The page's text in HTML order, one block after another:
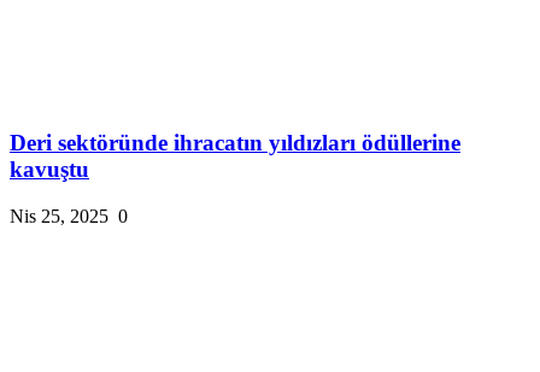
Deri sektöründe ihracatın yıldızları ödüllerine
kavuştu
Nis 25, 2025 0